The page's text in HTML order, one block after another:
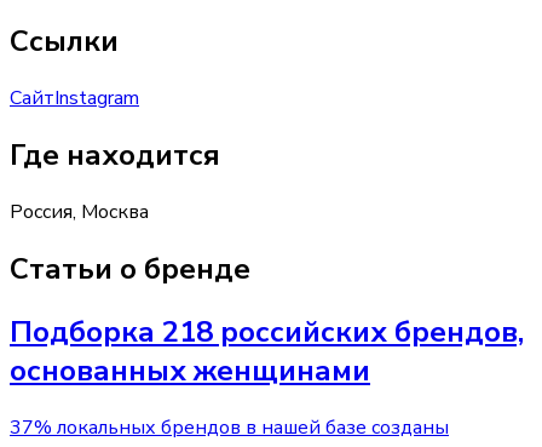
Ссылки
СайтInstagram
Где находится
Россия, Москва
Статьи о бренде
Подборка 218 российских брендов,
основанных женщинами
37% локальных брендов в нашей базе созданы